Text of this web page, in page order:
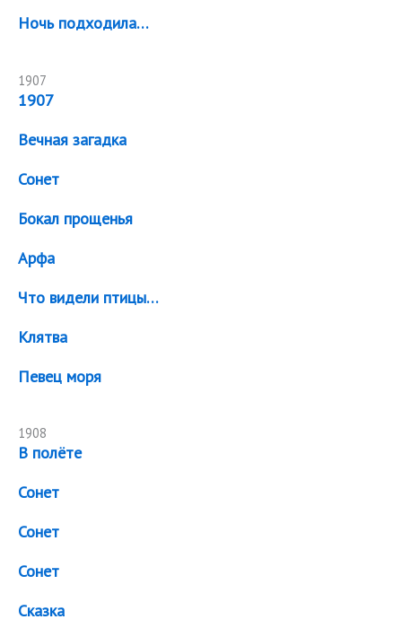
Ночь подходила…
1907
1907
Вечная загадка
Сонет
Бокал прощенья
Арфа
Что видели птицы…
Клятва
Певец моря
1908
В полёте
Сонет
Сонет
Сонет
Сказка